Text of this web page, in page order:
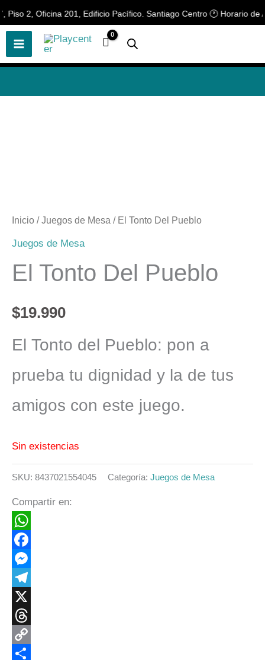
2, Oficina 201, Edificio Pacífico. Santiago Centro 🕐 Horario de
Ir
al
contenido
Inicio /Juegos de Mesa / El Tonto Del Pueblo
Juegos de Mesa
El Tonto Del Pueblo
$19.990
El Tonto del Pueblo: pon a
prueba tu dignidad y la de tus
amigos con este juego.
Sin existencias
SKU: 8437021554045 Categoría: Juegos de Mesa
Compartir en:
WhatsApp
Facebook
Messenger
Telegram
X
Threads
Copy
🎲¡Descubre nuestras increíbles
ofertas!🎲
📢 ¡OFERTAS! 🔥